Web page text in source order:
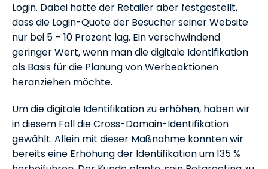
Login. Dabei hatte der Retailer aber festgestellt,
dass die Login-Quote der Besucher seiner Website
nur bei 5 – 10 Prozent lag. Ein verschwindend
geringer Wert, wenn man die digitale Identifikation
als Basis für die Planung von Werbeaktionen
heranziehen möchte.
Um die digitale Identifikation zu erhöhen, haben wir
in diesem Fall die Cross-Domain-Identifikation
gewählt. Allein mit dieser Maßnahme konnten wir
bereits eine Erhöhung der Identifikation um 135 %